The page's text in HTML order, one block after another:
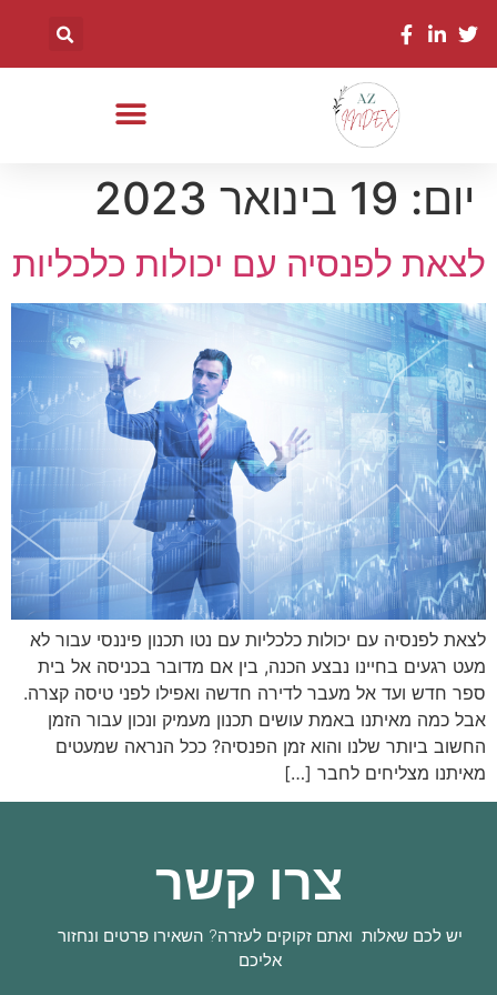
יום: 19 בינואר 2023
לצאת לפנסיה עם יכולות כלכליות
לצאת לפנסיה עם יכולות כלכליות עם נטו תכנון פיננסי עבור לא
מעט רגעים בחיינו נבצע הכנה, בין אם מדובר בכניסה אל בית
ספר חדש ועד אל מעבר לדירה חדשה ואפילו לפני טיסה קצרה.
אבל כמה מאיתנו באמת עושים תכנון מעמיק ונכון עבור הזמן
החשוב ביותר שלנו והוא זמן הפנסיה? ככל הנראה שמעטים
מאיתנו מצליחים לחבר […]
צרו קשר
יש לכם שאלות ואתם זקוקים לעזרה? השאירו פרטים ונחזור
אליכם